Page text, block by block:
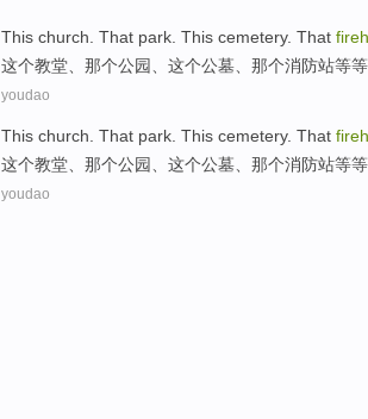
This church That park . This cemetery. That
这个教堂 那个公园 、这个公墓 、那个消防站等
youdao
This church That park . This cemetery. That
这个教堂 那个公园 、这个公墓 、那个消防站等
youdao